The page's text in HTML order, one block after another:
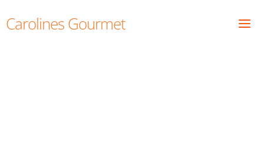
toCarolines Gourmet